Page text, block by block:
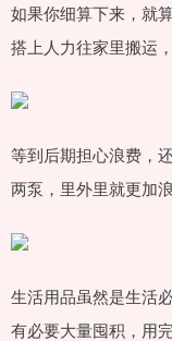
如果你细算下来，就
搭上人力往家里搬运
等到后期担心浪费，
两泵，里外里就更加浪
生活用品虽然是生活
有必要大量囤积，用